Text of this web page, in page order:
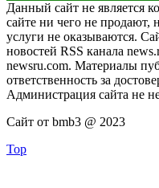
Данный сайт не является
сайте ни чего не продают,
услуги не оказываются.
новостей RSS канала
newsru.com. Материалы
ответственность за
Администрация сайта не
Сайт от bmb3 @ 2023
Top